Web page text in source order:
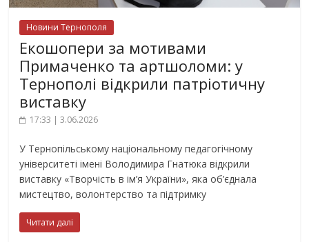
Новини Тернополя
Екошопери за мотивами
Примаченко та артшоломи: у
Тернополі відкрили патріотичну
виставку
17:33 | 3.06.2026
У Тернопільському національному педагогічному
університеті імені Володимира Гнатюка відкрили
виставку «Творчість в ім’я України», яка об’єднала
мистецтво, волонтерство та підтримку
Читати далі